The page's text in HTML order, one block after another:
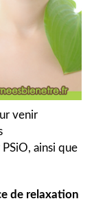
venir
ainsi que
de relaxation